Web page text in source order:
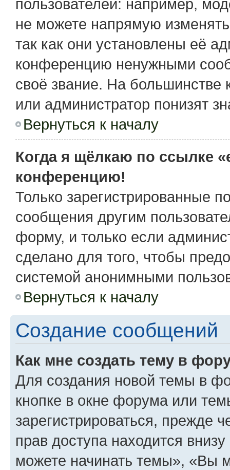
пользователей: например,
не можете напрямую
так как они установлены её
конференцию ненужными
своё звание. На
или администратор понизят
Вернуться к началу
Когда я щёлкаю по ссылке
конференцию!
Только зарегистрированные
сообщения другим
форму, и только если
сделано для того, чтобы
системой анонимными
Вернуться к началу
Создание сообщений
Как мне создать тему в
Для создания новой темы в
кнопке в окне форума или
зарегистрироваться, прежде
прав доступа находится
можете начинать темы», «Вы